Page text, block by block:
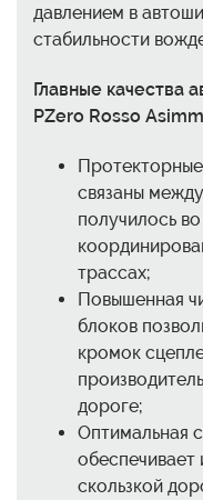
давлением в
стабильности
Главные качества
PZero Rosso
связаны
получилось
трассах;
Повышенная
блоков
кромок
дороге;
Оптимальная
обеспечивает
скользкой